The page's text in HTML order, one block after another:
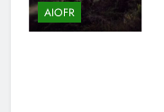
AIOFR